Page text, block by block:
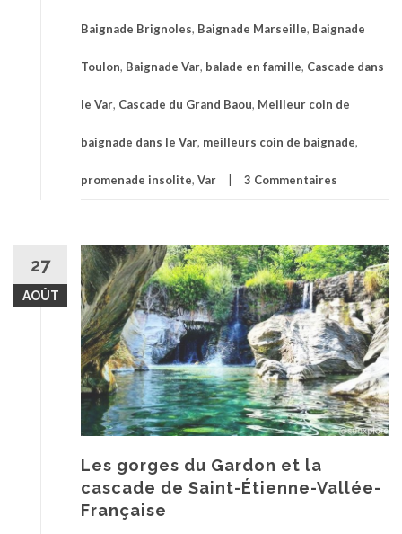
Grand
Baou
dans
le
Var
–
à
15
de
Baignade Brignoles, Baignade Marseille, Baignade
Toulon, Baignade Var, balade en famille, Cascade dans
le Var, Cascade du Grand Baou, Meilleur coin de
baignade dans le Var, meilleurs coin de baignade,
promenade insolite, Var 3 Commentaires
27
AOÛT
Les gorges du Gardon et la
cascade de Saint-Étienne-Vallée-
Française